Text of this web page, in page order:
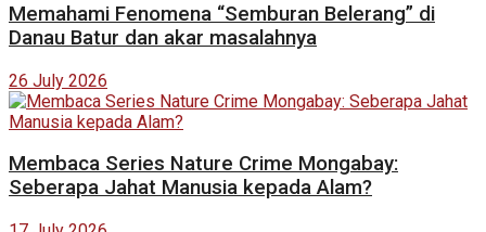
Memahami Fenomena “Semburan Belerang” di
Danau Batur dan akar masalahnya
26 July 2026
Membaca Series Nature Crime Mongabay:
Seberapa Jahat Manusia kepada Alam?